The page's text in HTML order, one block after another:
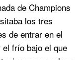
de Champions
los tres
de entrar en el
frío bajo el que